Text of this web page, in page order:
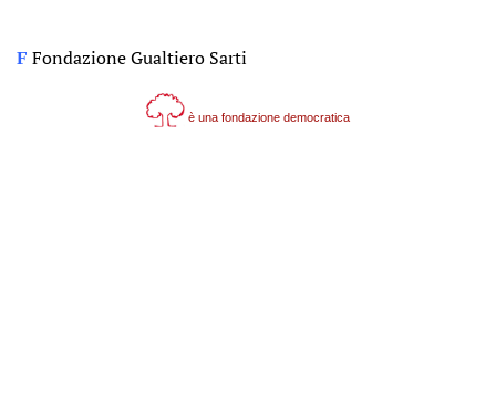
F Fondazione Gualtiero Sarti
è una fondazione democratica